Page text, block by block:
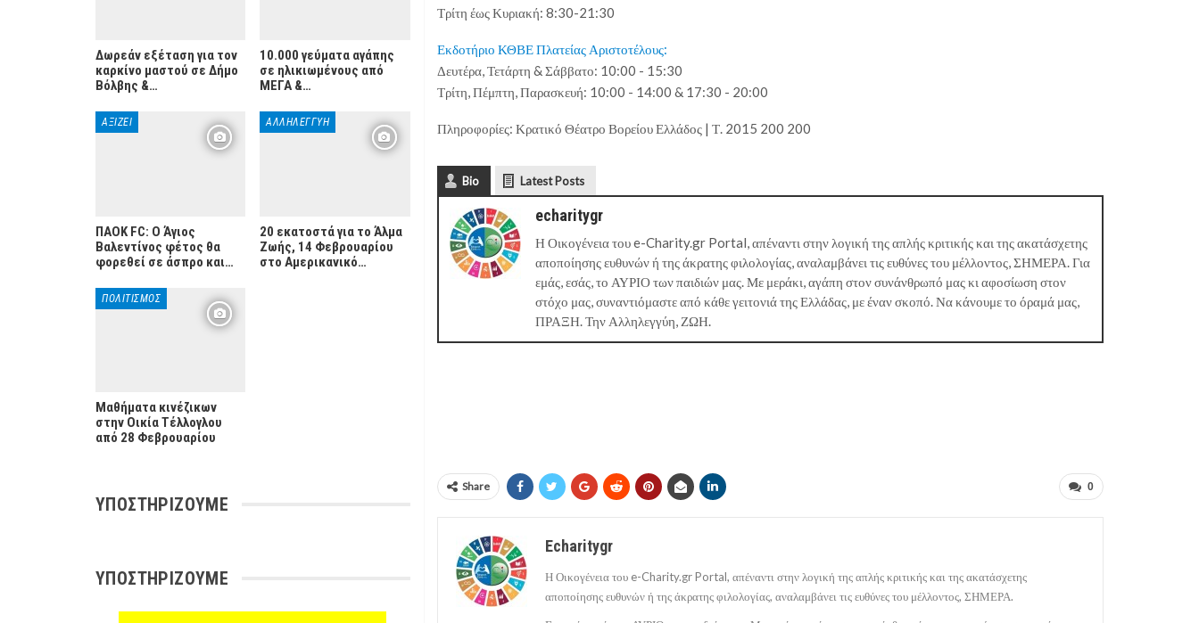
Τρίτη έως Κυριακή: 8:30-21:30
Εκδοτήριο ΚΘΒΕ Πλατείας Αριστοτέλους:
Δευτέρα, Τετάρτη & Σάββατο: 10:00 - 15:30
Τρίτη, Πέμπτη, Παρασκευή: 10:00 - 14:00 & 17:30 - 20:00
Πληροφορίες: Κρατικό Θέατρο Βορείου Ελλάδος | Τ. 2015 200 200
Bio Latest Posts
echaritygr
Η Οικογένεια του e-Charity.gr Portal, απέναντι στην λογική της απλής κριτικής και της ακατάσχετης
αποποίησης ευθυνών ή της άκρατης φιλολογίας, αναλαμβάνει τις ευθύνες του μέλλοντος, ΣΗΜΕΡΑ. Για
εμάς, εσάς, το ΑΥΡΙΟ των παιδιών μας. Με μεράκι, αγάπη στον συνάνθρωπό μας κι αφοσίωση στον
στόχο μας, συναντιόμαστε από κάθε γειτονιά της Ελλάδας, με έναν σκοπό. Να κάνουμε το όραμά μας,
ΠΡΑΞΗ. Την Αλληλεγγύη, ΖΩΗ.
Share 0
Echaritygr
Η Οικογένεια του e-Charity.gr Portal, απέναντι στην λογική της απλής κριτικής και της ακατάσχετης
αποποίησης ευθυνών ή της άκρατης φιλολογίας, αναλαμβάνει τις ευθύνες του μέλλοντος, ΣΗΜΕΡΑ.
Δωρεάν εξέταση για τον
καρκίνο μαστού σε Δήμο
Βόλβης &…
10.000 γεύματα αγάπης
σε ηλικιωμένους από
ΜΕΓΑ &…
ΑΞΊΖΕΙ
ΠΑΟΚ FC: O Άγιος
Βαλεντίνος φέτος θα
φορεθεί σε άσπρο και…
ΑΛΛΗΛΕΓΓΎΗ
20 εκατοστά για το Άλμα
Ζωής, 14 Φεβρουαρίου
στο Αμερικανικό…
ΠΟΛΙΤΙΣΜΌΣ
Μαθήματα κινέζικων
στην Οικία Τέλλογλου
από 28 Φεβρουαρίου
ΥΠΟΣΤΗΡΊΖΟΥΜΕ
ΥΠΟΣΤΗΡΊΖΟΥΜΕ